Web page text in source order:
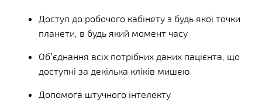
Доступ до робочого кабінету з будь якої точки
планети, в будь який момент часу
Об’єднання всіх потрібних даних пацієнта, що
доступні за декілька кліків мишею
Допомога штучного інтелекту